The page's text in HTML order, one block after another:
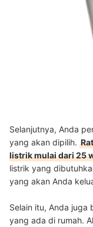
Selanjutnya, Anda
yang akan dipilih.
listrik mulai dari 25
listrik yang
yang akan Anda
Selain itu, Anda juga
yang ada di rumah.